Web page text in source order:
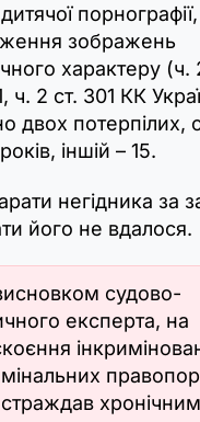
зображень
характеру (ч.
ч. 2 ст. 301 КК
двох потерпілих,
іншій – 15.
негідника за
його не вдалося.
судово-
експерта, на
хронічним